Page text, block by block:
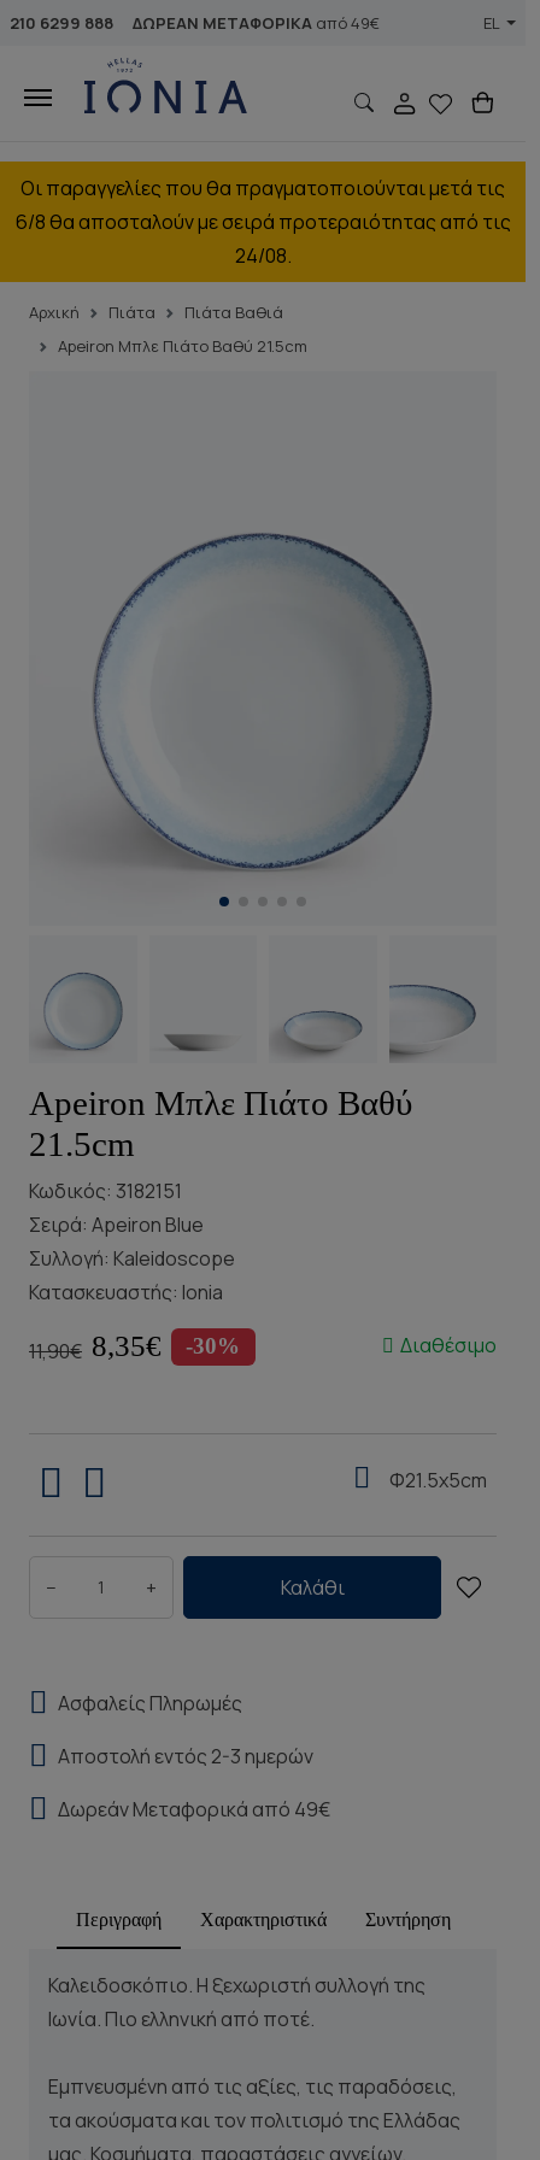
210 6299 888 ΔΩΡΕΑΝ ΜΕΤΑΦΟΡΙΚΑ από 49€ EL
Οι παραγγελίες που θα πραγματοποιούνται μετά τις
6/8 θα αποσταλούν με σειρά προτεραιότητας από τις
24/08.
Αρχική Πιάτα
Πιάτα Βαθιά
Apeiron Μπλε Πιάτο Βαθύ 21.5cm
Apeiron Μπλε Πιάτο Βαθύ
21.5cm
Κωδικός: 3182151
Σειρά: Apeiron Blue
Συλλογή: Kaleidoscope
Κατασκευαστής: Ionia
11,90€ 8,35€ -30% Διαθέσιμο
Φ21.5x5cm
− + Καλάθι
Ασφαλείς Πληρωμές
Αποστολή εντός 2-3 ημερών
Δωρεάν Μεταφορικά από 49€
Περιγραφή Χαρακτηριστικά Συντήρηση
Καλειδοσκόπιο. Η ξεχωριστή συλλογή της
Ιωνία. Πιο ελληνική από ποτέ.
Εμπνευσμένη από τις αξίες, τις παραδόσεις,
τα ακούσματα και τον πολιτισμό της Ελλάδας
μας. Κοσμήματα, παραστάσεις αγγείων,